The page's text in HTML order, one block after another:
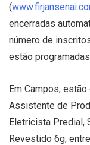
(
encerradas
número de
estão
Em Campos,
Assistente de
Eletricista Predial,
Revestido 6g,